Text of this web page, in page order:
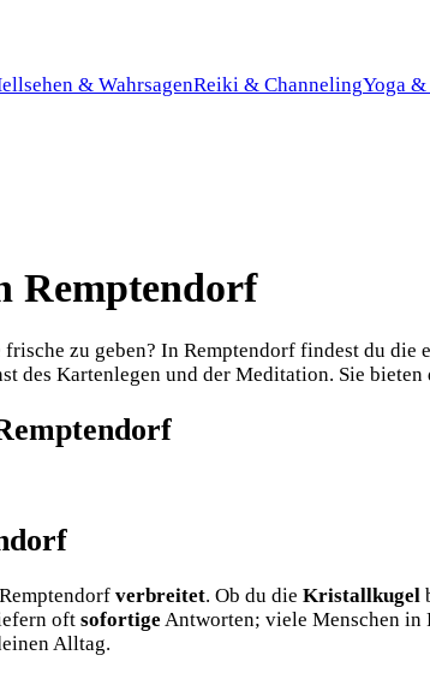
& WahrsagenReiki & ChannelingYoga
Remptendorf
frische zu geben? In Remptendorf findest du
des Kartenlegen und der Meditation. Sie
verbreitet. Ob du die Kristallkugel
oft sofortige Antworten; viele Menschen in
Alltag.